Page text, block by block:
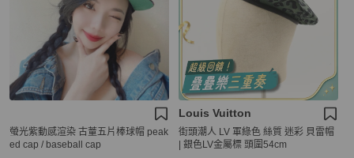
螢光紫動感渲染 古蕫五片棒球帽 peak
ed cap / baseball cap
Louis Vuitton
街頭潮人 LV 軍綠色 絲質 迷彩 貝雷帽
| 銀色LV金屬標 頭圍54cm